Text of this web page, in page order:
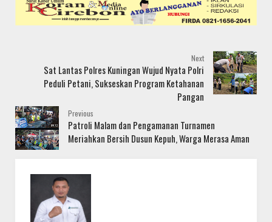
Next
Sat Lantas Polres Kuningan Wujud Nyata Polri
Peduli Petani, Sukseskan Program Ketahanan
Pangan
Previous
Patroli Malam dan Pengamanan Turnamen
Meriahkan Bersih Dusun Kepuh, Warga Merasa Aman